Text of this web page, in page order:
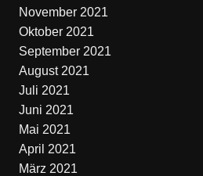
November 2021
Oktober 2021
September 2021
August 2021
Juli 2021
Juni 2021
Mai 2021
April 2021
März 2021